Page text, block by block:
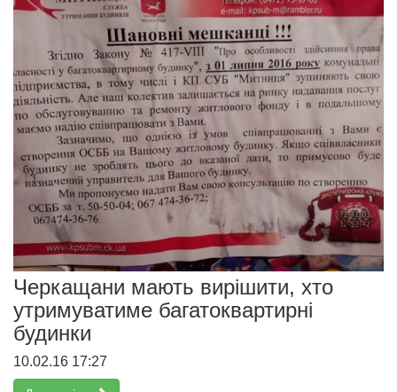
Черкащани мають вирішити, хто
утримуватиме багатоквартирні
будинки
10.02.16 17:27